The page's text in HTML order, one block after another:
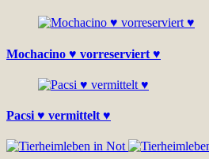
Mochacino ♥ vorreserviert ♥
Pacsi ♥ vermittelt ♥